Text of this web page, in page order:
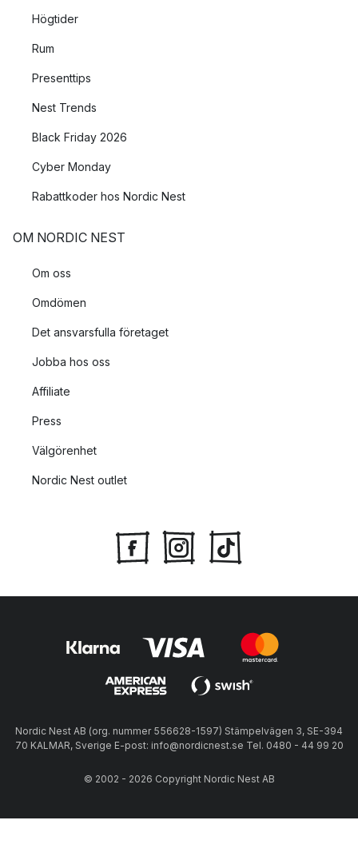
Högtider
Rum
Presenttips
Nest Trends
Black Friday 2026
Cyber Monday
Rabattkoder hos Nordic Nest
OM NORDIC NEST
Om oss
Omdömen
Det ansvarsfulla företaget
Jobba hos oss
Affiliate
Press
Välgörenhet
Nordic Nest outlet
Nordic Nest AB (org. nummer 556628-1597) Stämpelvägen 3, SE-394
70 KALMAR, Sverige E-post: info@nordicnest.se Tel. 0480 - 44 99 20
© 2002 - 2026 Copyright Nordic Nest AB